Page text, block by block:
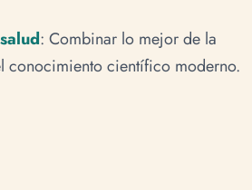
: Combinar lo mejor de la
conocimiento científico moderno.